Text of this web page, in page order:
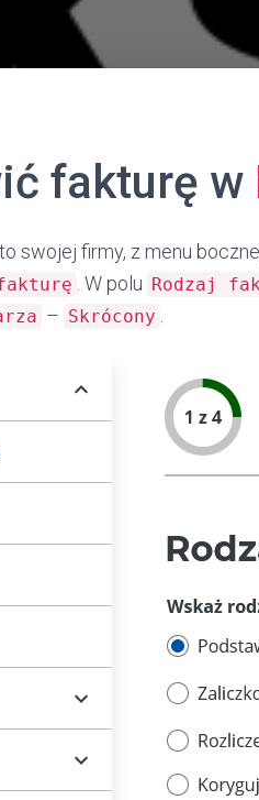
fakturę w
swojej firmy, z menu
fakturę . W polu Rodzaj
– Skrócony